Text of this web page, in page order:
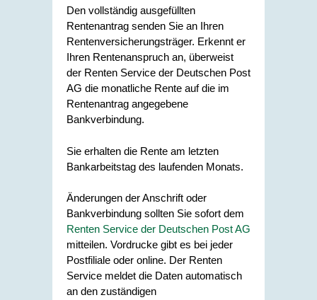
Den vollständig ausgefüllten
Rentenantrag senden Sie an Ihren
Rentenversicherungsträger. Erkennt er
Ihren Rentenanspruch an, überweist
der Renten Service der Deutschen Post
AG die monatliche Rente auf die im
Rentenantrag angegebene
Bankverbindung.
Sie erhalten die Rente am letzten
Bankarbeitstag des laufenden Monats.
Änderungen der Anschrift oder
Bankverbindung sollten Sie sofort dem
Renten Service der Deutschen Post AG
mitteilen. Vordrucke gibt es bei jeder
Postfiliale oder online. Der Renten
Service meldet die Daten automatisch
an den zuständigen